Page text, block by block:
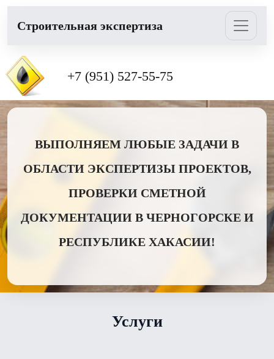
Cтроительная экспертиза
+7 (951) 527-55-75
ВЫПОЛНЯЕМ ЛЮБЫЕ ЗАДАЧИ В
ОБЛАСТИ ЭКСПЕРТИЗЫ ПРОЕКТОВ,
ПРОВЕРКИ СМЕТНОЙ
ДОКУМЕНТАЦИИ В ЧЕРНОГОРСКЕ И
РЕСПУБЛИКЕ ХАКАСИИ!
Услуги